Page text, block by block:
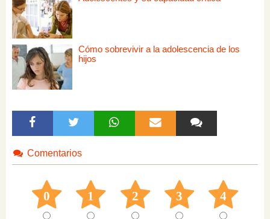
Cómo sobrevivir a la adolescencia de los
hijos
Comentarios
0 1 2 3 4